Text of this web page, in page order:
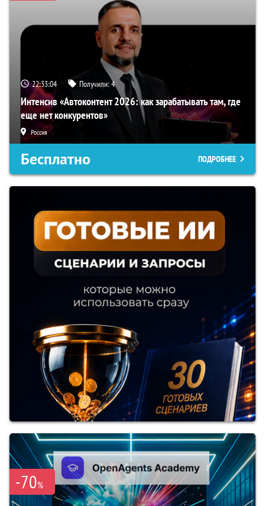
22:33:03 Получили:4
Интенсив «Автоконтент 2026: как зарабатывать там, где
еще нет конкурентов»
Россия
Бесплатно ПОДРОБНЕЕ
-70%